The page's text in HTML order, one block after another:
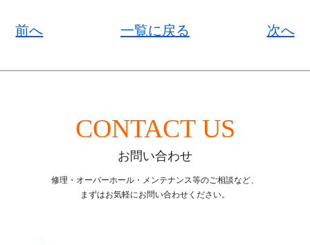
前へ 一覧に戻る 次へ
CONTACT US
お問い合わせ
修理・オーバーホール・メンテナンス等のご相談など、
まずはお気軽にお問い合わせください。